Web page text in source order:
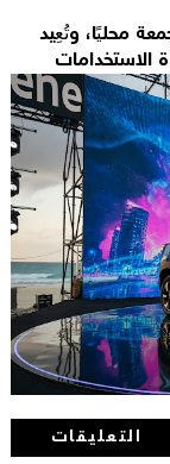
محليًا، وتُعِيد
الاستخدامات
التعليقات